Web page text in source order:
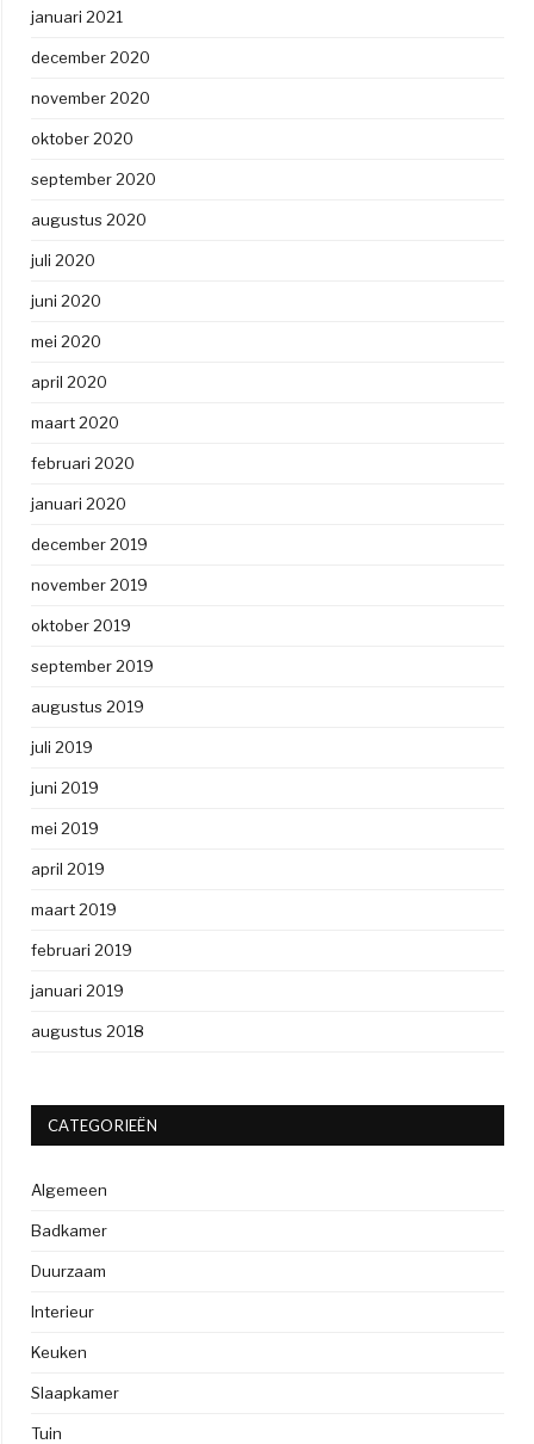
januari 2021
december 2020
november 2020
oktober 2020
september 2020
augustus 2020
juli 2020
juni 2020
mei 2020
april 2020
maart 2020
februari 2020
januari 2020
december 2019
november 2019
oktober 2019
september 2019
augustus 2019
juli 2019
juni 2019
mei 2019
april 2019
maart 2019
februari 2019
januari 2019
augustus 2018
CATEGORIEËN
Algemeen
Badkamer
Duurzaam
Interieur
Keuken
Slaapkamer
Tuin